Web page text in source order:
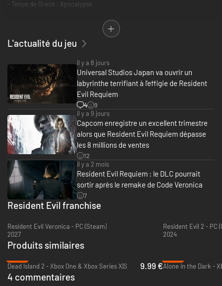
- Tenue de Grace : Apocalypse
- Ce contenu pourrait devenir disponible à une date ultérieure.
- Cette tenue ne change que l'apparence de Grace.
Resident Evil Requiem Deluxe Edition. Inclut le jeu complet et le Kit
Le Kit Deluxe inclut le contenu suivant :
- Tenue de Grace : Dimitrescu
- Tenue de Grace : Film noir
- Tenue de Leon : RE4
- Tenue de Leon : Apocalypse
- Tenue de Leon : Film noir
- Filtre d'écran : Apocalypse
- Filtre d'écran : Film noir
- 4 skins d'arme, dont le Skin d'arme (S&S M232) : Apocalypse
- Porte-bonheur Mr. Raccoon
- Porte-bonheur DSO
- Pack audio : Raccoon City Classic
- Documents : Lettres de 1998
Une nouvelle ère de survival horror s'ouvre avec Resident Evil Requiem, le
prochain volet et le plus immersif de la saga culte Resident Evil ! Vivez
Ashcroft, analyste du FBI, et plongez dans une action intense avec l'agent
légendaire Leon S. Kennedy. Leurs destins et leurs styles de jeu uniques
s'entremêlent dans une expérience palpitante et émouvante qui vous
*Les éléments de ce pack peuvent être achetés séparément. Assurez-
vous de ne pas acheter le même élément en double.
L'actualité du jeu
il y a 8 jours
Universal Studios Japan va ouvrir un
labyrinthe terrifiant à l'effigie de Resident
Evil Requiem
4
9
il y a 9 jours
Capcom enregistre un excellent trimestre
alors que Resident Evil Requiem dépasse
les 8 millions de ventes
12
il y a 2 mois
Resident Evil Requiem : le DLC pourrait
sortir après le remake de Code Veronica
7
Resident Evil franchise
Resident Evil Veronica - PC (Steam)
2027
Resident Evil 2 - PC
2024
Produits similaires
Dead Island 2 - Xbox One & Xbox Series X|S
9.99 €Alone in the Dark -
4 commentaires